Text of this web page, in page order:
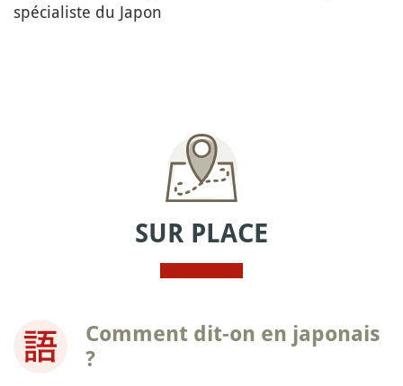
spécialiste du Japon
SUR PLACE
Comment dit-on en japonais
?